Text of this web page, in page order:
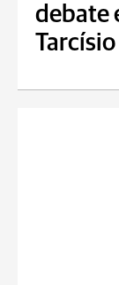
debate
Tarcísio